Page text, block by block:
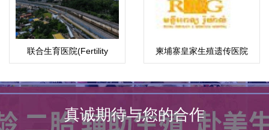
联合生育医院(Fertility
Associates)
柬埔寨皇家生殖遗传医院
真诚期待与您的合作